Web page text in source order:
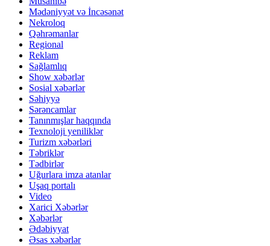
Mədəniyyət və İncəsənət
Nekroloq
Qəhrəmanlar
Regional
Reklam
Sağlamlıq
Show xəbərlər
Sosial xəbərlər
Səhiyyə
Sərəncamlar
Tanınmışlar haqqında
Texnoloji yeniliklər
Turizm xəbərləri
Təbriklər
Tədbirlər
Uğurlara imza atanlar
Uşaq portalı
Video
Xarici Xəbərlər
Xəbərlər
Ədəbiyyat
Əsas xəbərlər